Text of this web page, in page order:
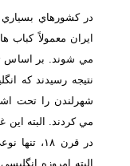
در كشورهاي بسياري
ايران معمولاً كباب
مي شوند. بر اساس
نتيجه رسيدند كه
شهرلندن را تحت
مي كردند. البته اين
در قرن
البته امروزه